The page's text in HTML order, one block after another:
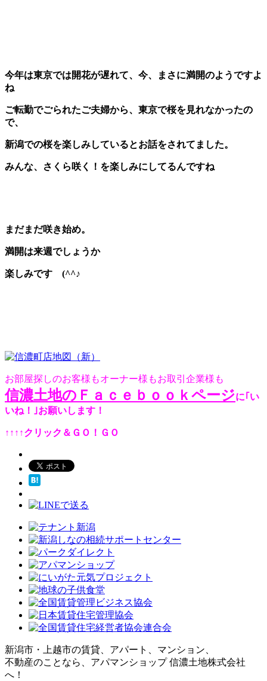
今年は東京では開花が遅れて、今、まさに満開のようですよ
ね
ご転勤でごられたご夫婦から、東京で桜を見れなかったの
で、
新潟での桜を楽しみしているとお話をされてました。
みんな、さくら咲く！を楽しみにしてるんですね
まだまだ咲き始め。
満開は来週でしょうか
楽しみです (^^♪
お部屋探しのお客様もオーナー様もお取引企業様も
信濃土地のＦａｃｅｂｏｏｋページに｢い
いね！｣お願いします！
↑↑↑↑クリック＆ＧＯ！ＧＯ
新潟市・上越市の賃貸、アパート、マンション、
不動産のことなら、アパマンショップ 信濃土地株式会社
へ！